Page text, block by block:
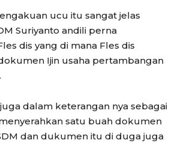
ucu itu sangat jelas
Suriyanto andili perna
dis yang di mana Fles dis
Ijin usaha pertambangan
dalam keterangan nya sebagai
satu buah dokumen
dan dukumen itu di duga juga